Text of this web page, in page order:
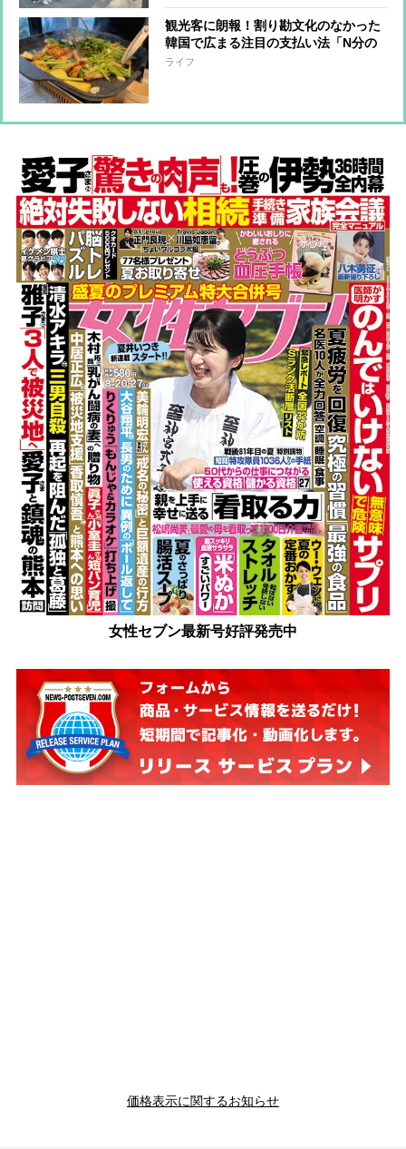
観光客に朗報！割り勘文化のなかった
韓国で広まる注目の支払い法「N分の
1（エヌブネイル）」とは？
ライフ
女性セブン最新号好評発売中
価格表示に関するお知らせ